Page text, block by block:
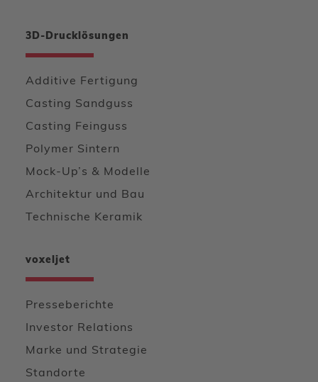
3D-Drucklösungen
Additive Fertigung
Casting Sandguss
Casting Feinguss
Polymer Sintern
Mock-Up’s & Modelle
Architektur und Bau
Technische Keramik
voxeljet
Presseberichte
Investor Relations
Marke und Strategie
Standorte